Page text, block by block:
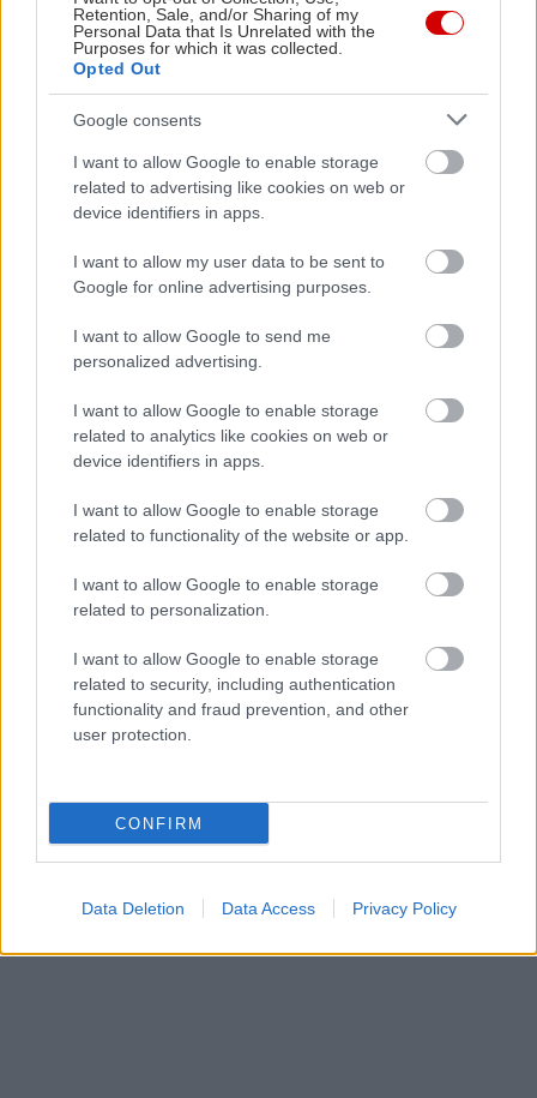
Retention, Sale, and/or Sharing of my
Personal Data that Is Unrelated with the
Purposes for which it was collected.
Opted Out
Google consents
I want to allow Google to enable storage
related to advertising like cookies on web or
device identifiers in apps.
I want to allow my user data to be sent to
Google for online advertising purposes.
I want to allow Google to send me
personalized advertising.
I want to allow Google to enable storage
related to analytics like cookies on web or
device identifiers in apps.
I want to allow Google to enable storage
related to functionality of the website or app.
I want to allow Google to enable storage
related to personalization.
I want to allow Google to enable storage
related to security, including authentication
functionality and fraud prevention, and other
user protection.
CONFIRM
Data Deletion Data Access Privacy Policy